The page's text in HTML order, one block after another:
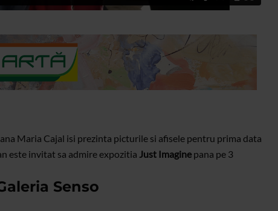
Maria Cajal isi prezinta picturile si afisele pentru prima data
este invitat sa admire expozitia Just Imagine pana pe 3
Senso